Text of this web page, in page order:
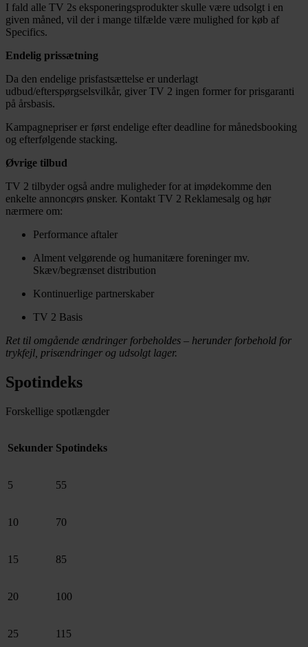
I fald alle TV 2s eksponeringsprodukter skulle være udsolgt i en
given måned, vil der i mange tilfælde være mulighed for køb af
Specifics.
Endelig prissætning
Da den endelige prisfastsættelse er underlagt
udbud/efterspørgselsvilkår, giver TV 2 ingen former for prisgaranti
på årsbasis.
Kampagnepriser er først endelige efter deadline for månedsbooking
og efterfølgende stacking.
Øvrige tilbud
TV 2 tilbyder også andre muligheder for at imødekomme den
enkelte annoncørs ønsker. Kontakt TV 2 Reklamesalg og hør
nærmere om:
Performance aftaler
Alment velgørende og humanitære foreninger mv.
Skæv/begrænset distribution
Kontinuerlige partnerskaber
TV 2 Basis
Ret til omgående ændringer forbeholdes – herunder forbehold for
trykfejl, prisændringer og udsolgt lager.
Spotindeks
Forskellige spotlængder
Sekunder Spotindeks
5 55
10 70
15 85
20 100
25 115